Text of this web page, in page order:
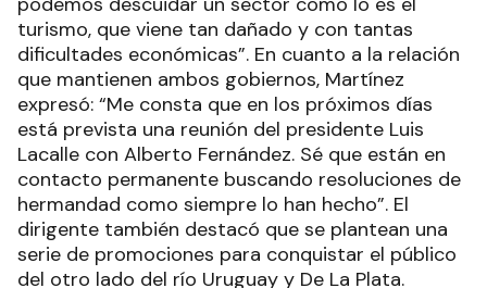
turismo, que viene tan dañado y con tantas
dificultades económicas”. En cuanto a la relación
que mantienen ambos gobiernos, Martínez
expresó: “Me consta que en los próximos días
está prevista una reunión del presidente Luis
Lacalle con Alberto Fernández. Sé que están en
contacto permanente buscando resoluciones de
hermandad como siempre lo han hecho”. El
dirigente también destacó que se plantean una
serie de promociones para conquistar el público
del otro lado del río Uruguay y De La Plata.